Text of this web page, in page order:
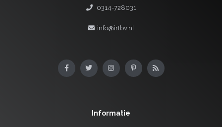
0314-728031
info@irtbv.nl
Informatie